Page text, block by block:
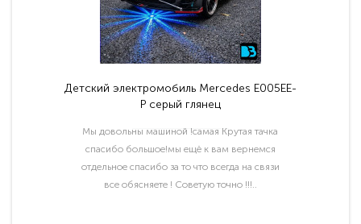
Детский электромобиль Mercedes E005EE-
P серый глянец
Мы довольны машиной !самая Крутая тачка
спасибо большое!мы ещё к вам вернемся
отдельное спасибо за то что всегда на связи
все обясняете ! Советую точно !!!..